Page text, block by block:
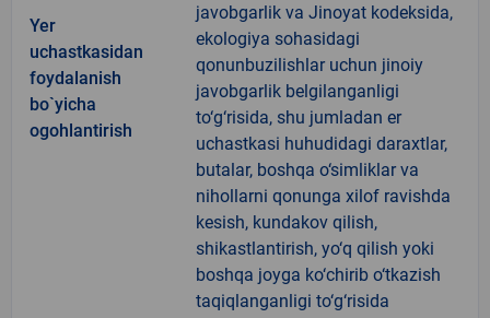
Yer
uchastkasidan
foydalanish
bo`yicha
ogohlantirish
javobgarlik va Jinoyat kodeksida,
ekologiya sohasidagi
qonunbuzilishlar uchun jinoiy
javobgarlik belgilanganligi
to‘g‘risida, shu jumladan er
uchastkasi huhudidagi daraxtlar,
butalar, boshqa o‘simliklar va
nihollarni qonunga xilof ravishda
kesish, kundakov qilish,
shikastlantirish, yo‘q qilish yoki
boshqa joyga ko‘chirib o‘tkazish
taqiqlanganligi to‘g‘risida